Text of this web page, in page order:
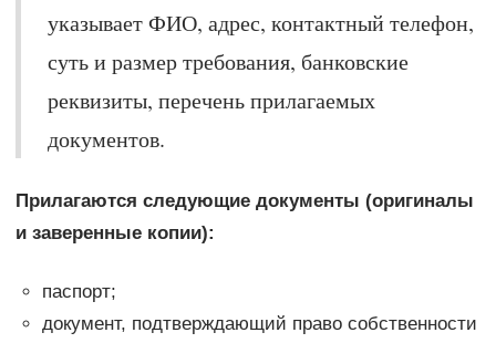
указывает ФИО, адрес, контактный телефон,
суть и размер требования, банковские
реквизиты, перечень прилагаемых
документов.
Прилагаются следующие документы (оригиналы
и заверенные копии):
паспорт;
документ, подтверждающий право собственности